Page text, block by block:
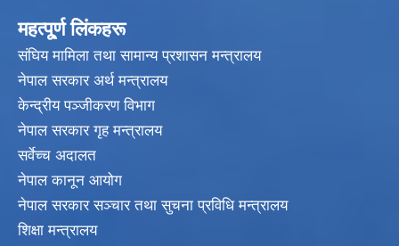
महत्पू्र्ण लिंकहरू
संघिय मामिला तथा सामान्य प्रशासन मन्त्रालय
नेपाल सरकार अर्थ मन्त्रालय
केन्द्रीय पञ्जीकरण विभाग
नेपाल सरकार गृह मन्त्रालय
सर्वेच्च अदालत
नेपाल कानून आयोग
नेपाल सरकार सञ्चार तथा सुचना प्रविधि मन्त्रालय
शिक्षा मन्त्रालय